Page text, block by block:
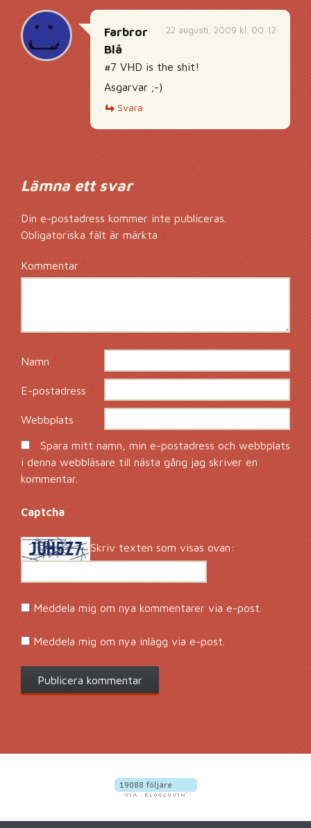
22 augusti, 2009 kl. 00:12
Farbror
Blå
#7 VHD is the shit!
Asgarvar ;-)
Svara
Lämna ett svar
Din e-postadress kommer inte publiceras.
Obligatoriska fält är märkta*
Kommentar*
Namn *
E-postadress*
Webbplats
Spara mitt namn, min e-postadress och webbplats
i denna webbläsare till nästa gång jag skriver en
kommentar.
Captcha*
Skriv texten som visas ovan:
Meddela mig om nya kommentarer via e-post.
Meddela mig om nya inlägg via e-post.